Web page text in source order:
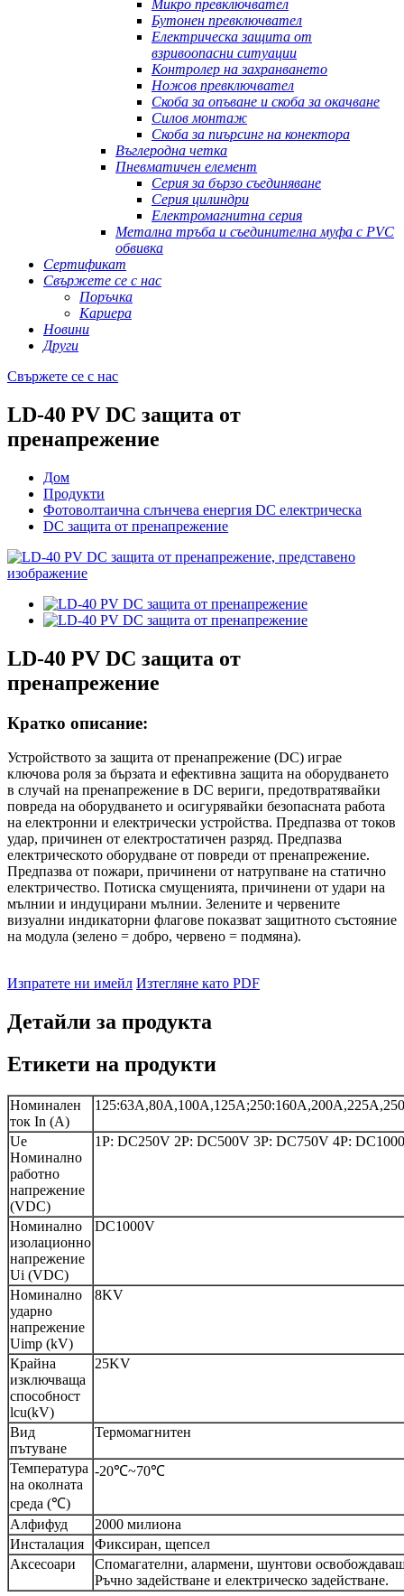
Микро превключвател
Бутонен превключвател
Електрическа защита от
взривоопасни ситуации
Контролер на захранването
Ножов превключвател
Скоба за опъване и скоба за окачване
Силов монтаж
Скоба за пиърсинг на конектора
Въглеродна четка
Пневматичен елемент
Серия за бързо съединяване
Серия цилиндри
Електромагнитна серия
Метална тръба и съединителна муфа с PVC
обвивка
Сертификат
Свържете се с нас
Поръчка
Кариера
Новини
Други
Свържете се с нас
LD-40 PV DC защита от
пренапрежение
Дом
Продукти
Фотоволтаична слънчева енергия DC електрическа
DC защита от пренапрежение
LD-40 PV DC защита от
пренапрежение
Кратко описание:
Устройството за защита от пренапрежение (DC) играе
ключова роля за бързата и ефективна защита на оборудването
в случай на пренапрежение в DC вериги, предотвратявайки
повреда на оборудването и осигурявайки безопасната работа
на електронни и електрически устройства. Предпазва от токов
удар, причинен от електростатичен разряд. Предпазва
електрическото оборудване от повреди от пренапрежение.
Предпазва от пожари, причинени от натрупване на статично
електричество. Потиска смущенията, причинени от удари на
мълнии и индуцирани мълнии. Зелените и червените
визуални индикаторни флагове показват защитното състояние
на модула (зелено = добро, червено = подмяна).
Изпратете ни имейл Изтегляне като PDF
Детайли за продукта
Етикети на продукти
Номинален
ток In (A)
Ue
Номинално
работно
напрежение
(VDC)
1P: DC250V 2P: DC500V 3P: DC750V 4P:
Номинално
изолационно
напрежение
Ui (VDC)
DC1000V
Номинално
ударно
напрежение
Uimp (kV)
8KV
Крайна
изключваща
способност
lcu(kV)
25KV
Вид
пътуване
Термомагнитен
Температура
на околната
среда (℃)
-20℃~70℃
Алфифуд
2000 милиона
Инсталация
Фиксиран, щепсел
Аксесоари
Спомагателни, алармени, шунтови
Ръчно задействане и електрическо задействане.